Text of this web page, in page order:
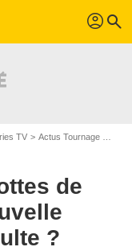
profil search
TV Actus Tournage Séries TV
de
?